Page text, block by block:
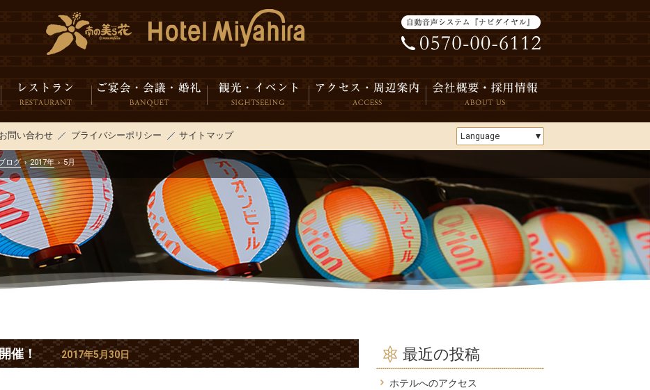
お問い合わせ プライバシーポリシー サイトマップ Language
ログ › 2017年 › 5月
催！ 2017年5月30日 最近の投稿
ホテルへのアクセス